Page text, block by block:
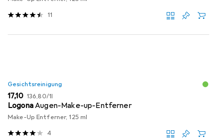
11
Gesichtsreinigung
EUR
17,10 EUR
136,80/1l
LogonaAugen-Make-up-Entferner
Make-Up Entferner, 125 ml
4